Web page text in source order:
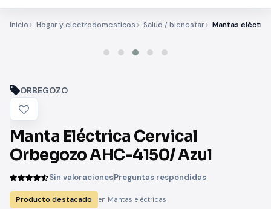
Inicio Hogar y electrodomesticos Salud / bienestar Mantas
ORBEGOZO
Manta Eléctrica Cervical
Orbegozo AHC-4150/ Azul
Sin valoracionesPreguntas respondidas
Producto destacado en Mantas eléctricas